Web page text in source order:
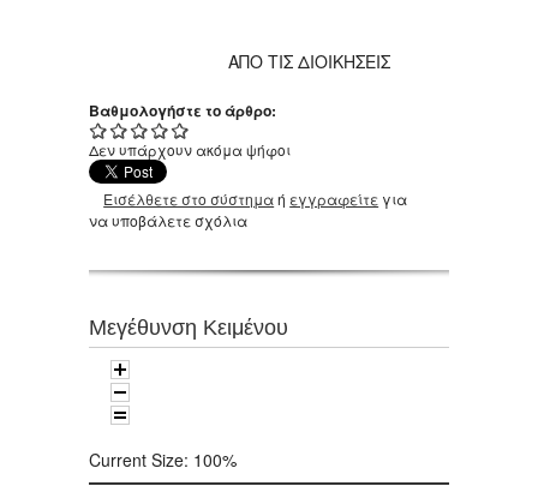
ΑΠΟ ΤΙΣ ΔΙΟΙΚΗΣΕΙΣ
Βαθμολογήστε το άρθρο:
Δεν υπάρχουν ακόμα ψήφοι
Εισέλθετε στο σύστημαή εγγραφείτε για
να υποβάλετε σχόλια
Μεγέθυνση Κειμένου
Current Size: 100%